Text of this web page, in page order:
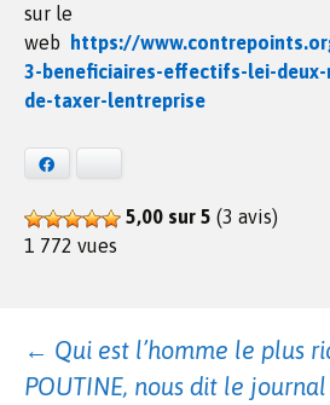
sur le
web https://
3-beneficiaires-effectifs-lei-deux-
de-taxer-lentreprise
5,00 sur 5 (3 avis)
1 772 vues
Navigation
← Qui est l’homme le plus
POUTINE, nous dit le journal